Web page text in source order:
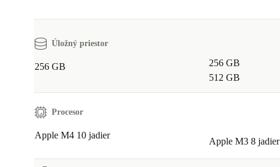
Úložný priestor
256 GB
256 GB
512 GB
Procesor
Apple M4 10 jadier
Apple M3 8 jadier